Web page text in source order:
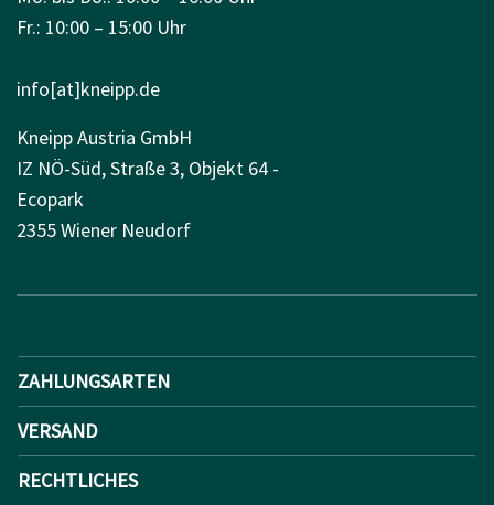
Fr.: 10:00 – 15:00 Uhr
info[at]kneipp.de
Kneipp Austria GmbH
IZ NÖ-Süd, Straße 3, Objekt 64 -
Ecopark
2355 Wiener Neudorf
ZAHLUNGSARTEN
VERSAND
RECHTLICHES